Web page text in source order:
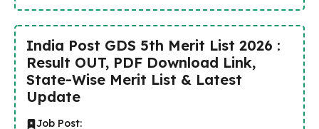
India Post GDS 5th Merit List 2026 :
Result OUT, PDF Download Link,
State-Wise Merit List & Latest
Update
Job Post: